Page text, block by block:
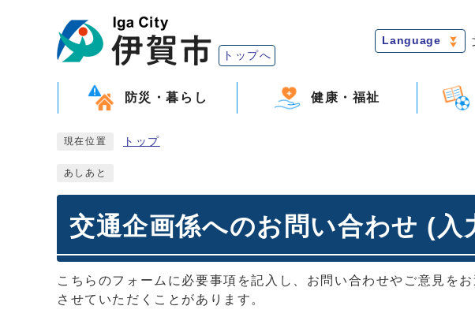
トップへ
Language
防災・暮らし 健康・福祉
現在位置 トップ
あしあと
交通企画係へのお問い合わせ (入
こちらのフォームに必要事項を記入し、お問い合わせやご意見を
させていただくことがあります。